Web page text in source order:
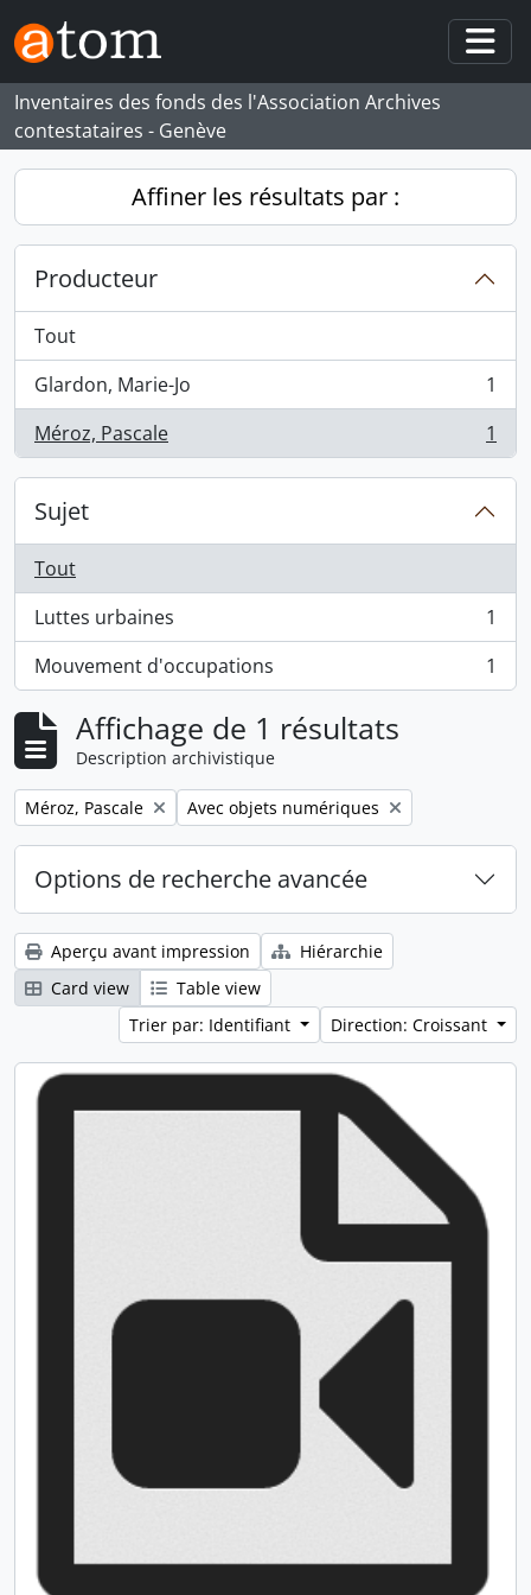
Skip to main content
Inventaires des fonds des l'Association Archives
contestataires - Genève
Affiner les résultats par :
Producteur
Tout
Glardon, Marie-Jo
, 1 résultats
1
Méroz, Pascale
, 1 résultats 1
Sujet
Tout
Luttes urbaines
, 1 résultats
1
Mouvement d'occupations
, 1 résultats 1
Affichage de 1 résultats
Description archivistique
Remove filter:
Méroz, Pascale Remove filter:
Avec objets numériques
Options de recherche avancée
Aperçu avant impression
Hiérarchie
Card view
Table view
Trier par: Identifiant
Direction: Croissant